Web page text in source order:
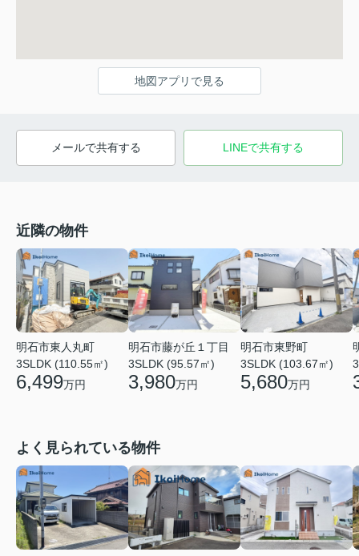
地図アプリで見る
メールで共有する LINEで共有する
近隣の物件
明石市東人丸町
3SLDK (110.55㎡)
6,499万円
明石市藤が丘１丁目
3SLDK (95.57㎡)
3,980万円
明石市東野町
3SLDK (103.67㎡)
5,680万円
よく見られている物件